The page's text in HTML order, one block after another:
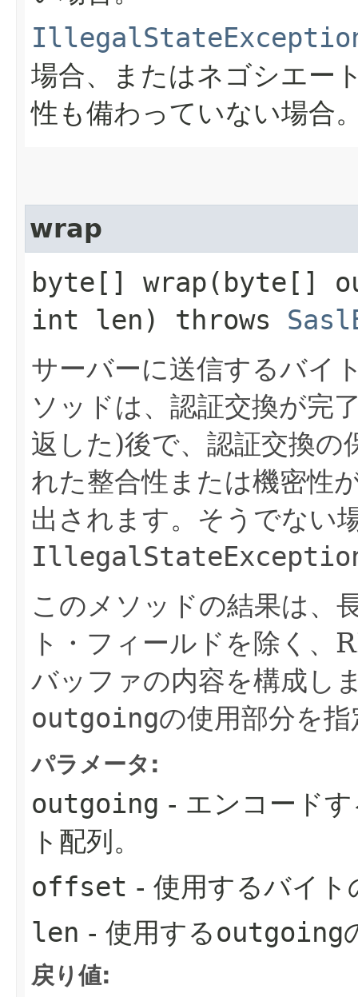
場合、またはネゴシエー
性も備わっていない場合
wrap
byte[] wrap​(byte[]
int len) throws
サーバーに送信するバイ
ソッドは、認証交換が完
返した)後で、認証交換
れた整合性または機密性
出されます。そうでない
このメソッドの結果は、
ト・フィールドを除く
バッファの内容を構成し
outgoingの使用部分を
パラメータ:
outgoing - エンコード
ト配列。
offset - 使用するバイト
len - 使用するoutgoing
戻り値: